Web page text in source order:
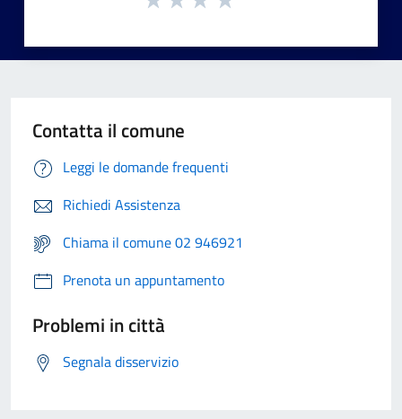
Contatta il comune
Leggi le domande frequenti
Richiedi Assistenza
Chiama il comune 02 946921
Prenota un appuntamento
Problemi in città
Segnala disservizio